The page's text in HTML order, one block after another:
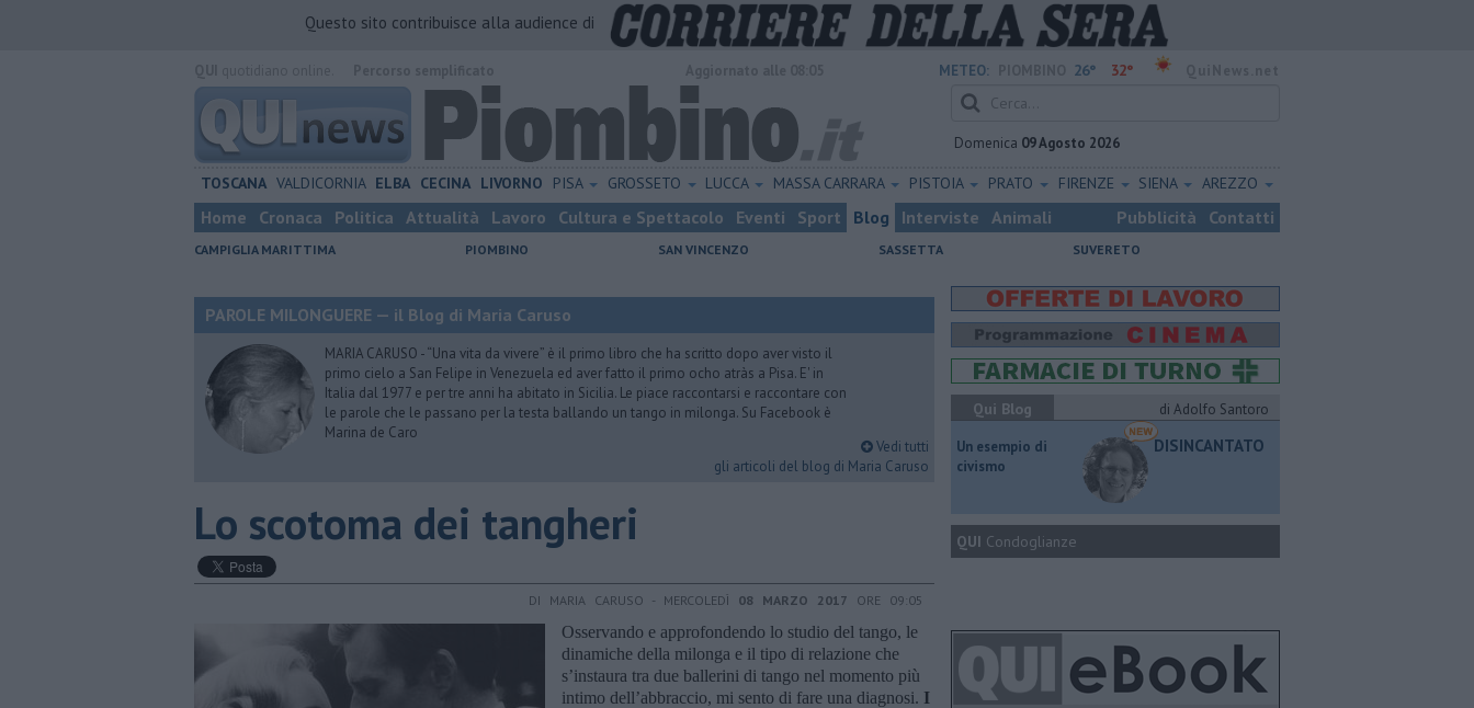
Questo sito contribuisce alla audience di
METEO: 26° 32°
Domenica 09 Agosto 2026
TOSCANA VALDICORNIA ELBA CECINA LIVORNO PISA GROSSETO LUCCA MASSA CARRARA PISTOIA PRATO FIRENZE SIENA AREZZO
Home Cronaca Politica Attualità Lavoro Cultura e Spettacolo Eventi Sport Blog Interviste Animali Pubblicità Contatti
CAMPIGLIA MARITTIMA PIOMBINO SAN VINCENZO SASSETTA SUVERETO
PAROLE MILONGUERE — il Blog di Maria Caruso
MARIA CARUSO - “Una vita da vivere” è il primo libro che ha scritto dopo aver visto il
primo cielo a San Felipe in Venezuela ed aver fatto il primo ocho atràs a Pisa. E' in
Italia dal 1977 e per tre anni ha abitato in Sicilia. Le piace raccontarsi e raccontare con
le parole che le passano per la testa ballando un tango in milonga. Su Facebook è
Marina de Caro
Vedi tutti
gli articoli del blog di Maria Caruso
Lo scotoma dei tangheri
DI MARIA CARUSO - MERCOLEDÌ 08 MARZO 2017 ORE 09:05
Osservando e approfondendo lo studio del tango, le
dinamiche della milonga e il tipo di relazione che
s’instaura tra due ballerini di tango nel momento più
intimo dell’abbraccio, mi sento di fare una diagnosi. I
Qui Blog
di Adolfo Santoro
​Un esempio di
civismo
DISINCANTATO
QUI Condoglianze